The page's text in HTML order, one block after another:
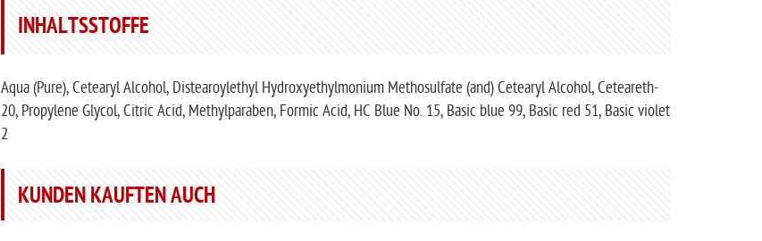
INHALTSSTOFFE
Aqua (Pure), Cetearyl Alcohol, Distearoylethyl Hydroxyethylmonium Methosulfate (and) Cetearyl Alcohol, Ceteareth-
20, Propylene Glycol, Citric Acid, Methylparaben, Formic Acid, HC Blue No. 15, Basic blue 99, Basic red 51, Basic violet
2
KUNDEN KAUFTEN AUCH